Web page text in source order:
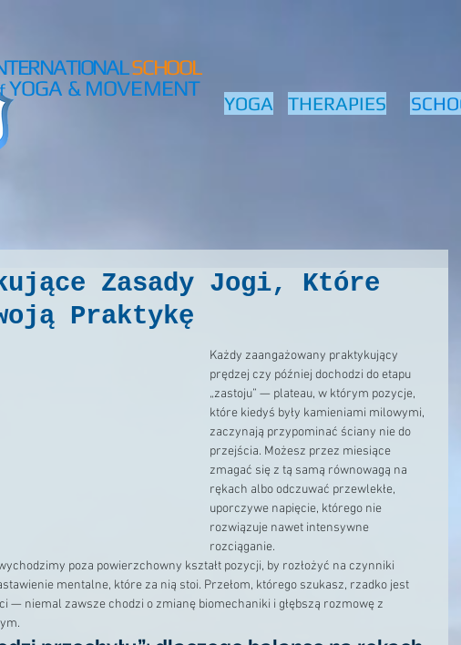
SCHOOL
YOGA & MOVEMENT
YOGA THERAPIES
Zasady Jogi, Które
Praktykę
Każdy zaangażowany praktykujący
prędzej czy później dochodzi do etapu
„zastoju” — plateau, w którym pozycje,
które kiedyś były kamieniami milowymi,
zaczynają przypominać ściany nie do
przejścia. Możesz przez miesiące
zmagać się z tą samą równowagą na
rękach albo odczuwać przewlekłe,
uporczywe napięcie, którego nie
rozwiązuje nawet intensywne
rozciąganie.
poza powierzchowny kształt pozycji, by rozłożyć na czynniki
mentalne, które za nią stoi. Przełom, którego szukasz, rzadko jest
— niemal zawsze chodzi o zmianę biomechaniki i głębszą rozmowę z